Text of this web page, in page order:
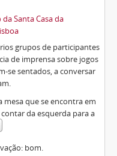
Santa Casa da
grupos de participantes
de imprensa sobre jogos
se sentados, a conversar
mesa que se encontra em
da esquerda para a
bom.